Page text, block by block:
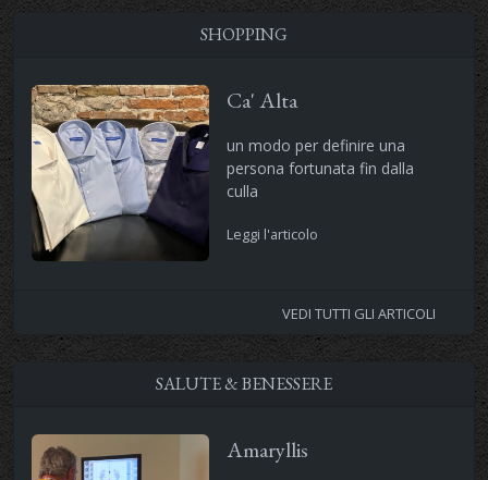
SHOPPING
Ca' Alta
un modo per definire una
persona fortunata fin dalla
culla
Leggi l'articolo
VEDI TUTTI GLI ARTICOLI
SALUTE & BENESSERE
Amaryllis